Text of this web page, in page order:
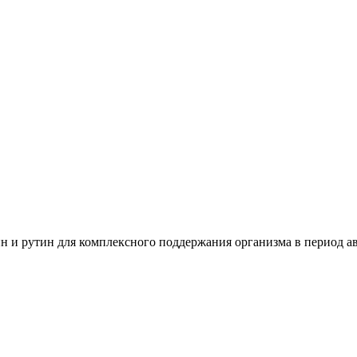
рутин для комплексного поддержания организма в период